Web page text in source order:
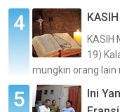
KASIH
19)
mungkin orang lain
Ini